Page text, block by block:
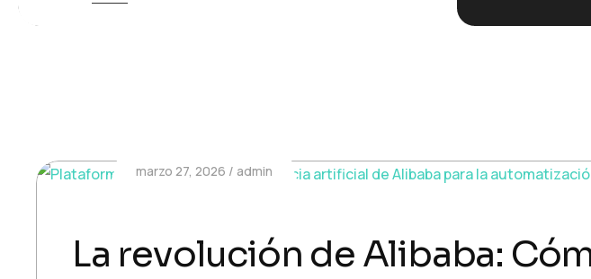
marzo 27, 2026 admin
La revolución de Alibaba: